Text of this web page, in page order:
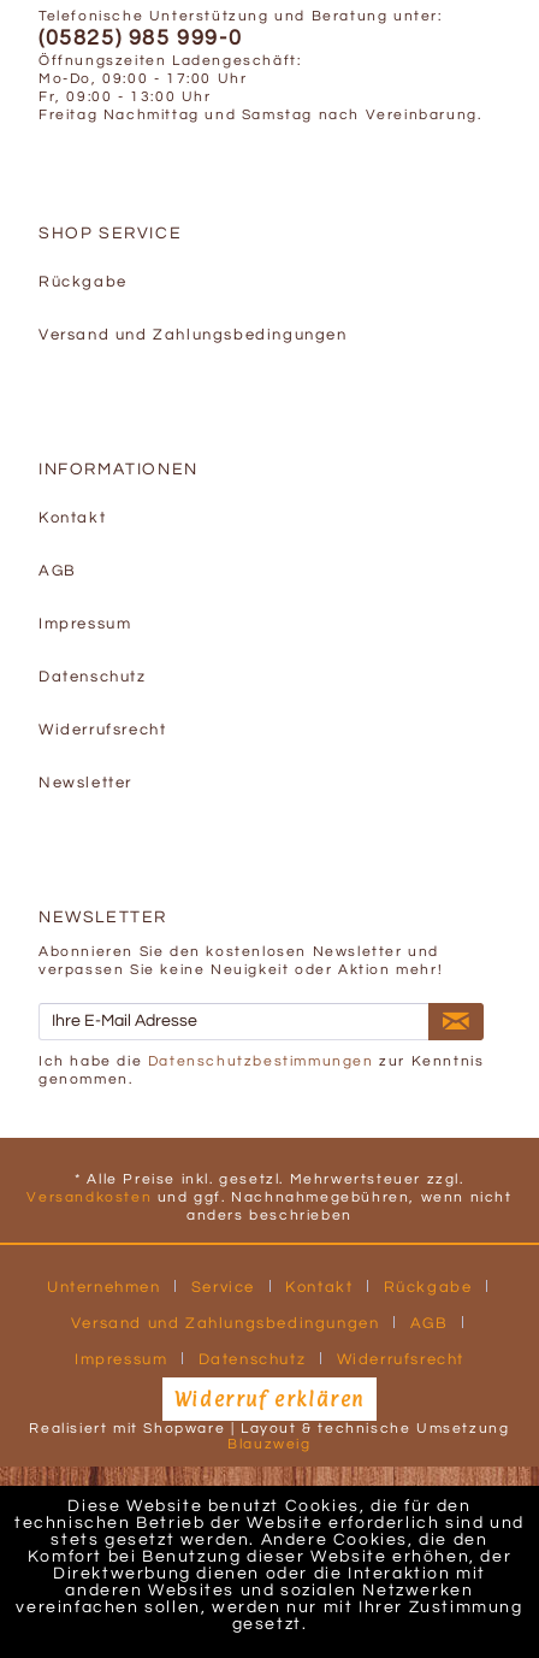
Telefonische Unterstützung und Beratung unter:
(05825) 985 999-0
Öffnungszeiten Ladengeschäft:
Mo-Do, 09:00 - 17:00 Uhr
Fr, 09:00 - 13:00 Uhr
Freitag Nachmittag und Samstag nach Vereinbarung.
SHOP SERVICE
Rückgabe
Versand und Zahlungsbedingungen
INFORMATIONEN
Kontakt
AGB
Impressum
Datenschutz
Widerrufsrecht
Newsletter
NEWSLETTER
Abonnieren Sie den kostenlosen Newsletter und
verpassen Sie keine Neuigkeit oder Aktion mehr!
Ich habe die Datenschutzbestimmungen zur Kenntnis
genommen.
* Alle Preise inkl. gesetzl. Mehrwertsteuer zzgl.
Versandkosten und ggf. Nachnahmegebühren, wenn nicht
anders beschrieben
Unternehmen Service Kontakt Rückgabe
Versand und Zahlungsbedingungen AGB
Impressum Datenschutz Widerrufsrecht
Widerruf erklären
Realisiert mit Shopware | Layout & technische Umsetzung
Blauzweig
Diese Website benutzt Cookies, die für den
technischen Betrieb der Website erforderlich sind und
stets gesetzt werden. Andere Cookies, die den
Komfort bei Benutzung dieser Website erhöhen, der
Direktwerbung dienen oder die Interaktion mit
anderen Websites und sozialen Netzwerken
vereinfachen sollen, werden nur mit Ihrer Zustimmung
gesetzt.